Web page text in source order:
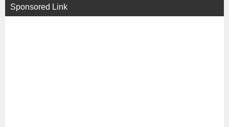
Sponsored Link